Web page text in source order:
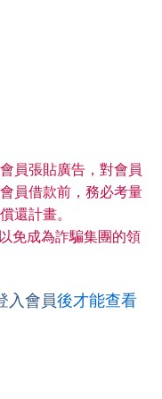
員張貼廣告，對會員
員借款前，務必考量
還計畫。
免成為詐騙集團的領
入會員後才能查看